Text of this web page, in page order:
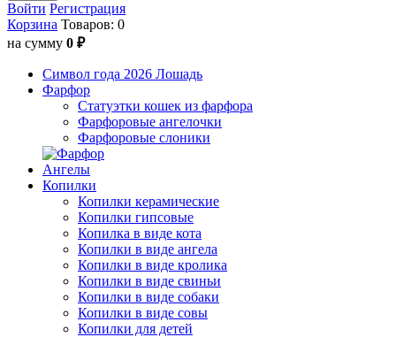
Войти Регистрация
Корзина Товаров: 0
на сумму 0 ₽
Символ года 2026 Лошадь
Фарфор
Статуэтки кошек из фарфора
Фарфоровые ангелочки
Фарфоровые слоники
Ангелы
Копилки
Копилки керамические
Копилки гипсовые
Копилка в виде кота
Копилки в виде ангела
Копилки в виде кролика
Копилки в виде свиньи
Копилки в виде собаки
Копилки в виде совы
Копилки для детей